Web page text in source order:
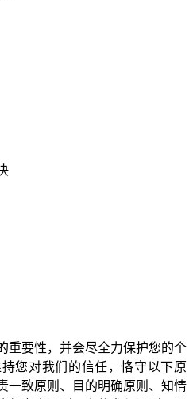
重要性，并会尽全力保护您的个
您对我们的信任，恪守以下原
一致原则、目的明确原则、知情